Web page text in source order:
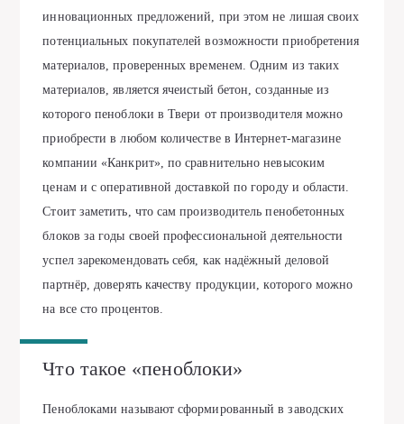
инновационных предложений, при этом не лишая своих
потенциальных покупателей возможности приобретения
материалов, проверенных временем. Одним из таких
материалов, является ячеистый бетон, созданные из
которогопеноблоки в Твери от производителяможно
приобрести в любом количестве в Интернет-магазине
компании «Канкрит», по сравнительно невысоким
ценам и с оперативной доставкой по городу и области.
Стоит заметить, что сам производитель пенобетонных
блоков за годы своей профессиональной деятельности
успел зарекомендовать себя, как надёжный деловой
партнёр, доверять качеству продукции, которого можно
на все сто процентов.
Что такое «пеноблоки»
Пеноблоками называют сформированный в заводских